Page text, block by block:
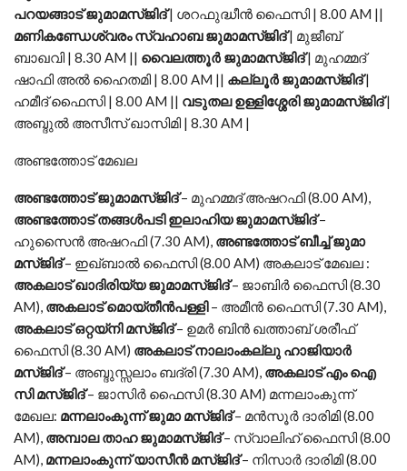
പറയങ്ങാട് ജുമാമസ്ജിദ്| ശറഫുദ്ധീൻ ഫൈസി | 8.00 AM ||
മണികണ്ഡേശ്വരം സ്വഹാബ ജുമാമസ്ജിദ്| മുജീബ്
ബാഖവി | 8.30 AM || വൈലത്തൂർ ജുമാമസ്ജിദ്| മുഹമ്മദ്
ഷാഫി അൽ ഹൈതമി | 8.00 AM || കല്ലൂർ ജുമാമസ്ജിദ്|
ഹമീദ് ഫൈസി | 8.00 AM || വടുതല ഉള്ളിശ്ശേരി ജുമാമസ്ജിദ്|
അബ്ദുൽ അസീസ് ഖാസിമി | 8.30 AM |
അണ്ടത്തോട് മേഖല
അണ്ടത്തോട് ജുമാമസ്ജിദ്– മുഹമ്മദ് അഷറഫി (8.00 AM),
അണ്ടത്തോട് തങ്ങൾപടി ഇലാഹിയ ജുമാമസ്ജിദ്–
ഹുസൈൻ അഷറഫി (7.30 AM), അണ്ടത്തോട് ബീച്ച് ജുമാ
മസ്ജിദ്– ഇഖ്ബാൽ ഫൈസി (8.00 AM) അകലാട് മേഖല :
അകലാട് ഖാദിരിയ്യ ജുമാമസ്ജിദ്– ജാബിർ ഫൈസി (8.30
AM), അകലാട് മൊയ്തീൻപള്ളി– അമീൻ ഫൈസി (7.30 AM),
അകലാട് ഒറ്റയ്‌നി മസ്ജിദ്– ഉമർ ബിൻ ഖത്താബ് ശരീഫ്
ഫൈസി (8.30 AM) അകലാട് നാലാംകല്ലു ഹാജിയാർ
മസ്ജിദ്– അബ്ദുസ്സലാം ബദ്രി (7.30 AM), അകലാട് എം ഐ
സി മസ്ജിദ്– ജാസിർ ഫൈസി (8.30 AM) മന്നലാംകുന്ന്
മേഖല: മന്നലാംകുന്ന് ജുമാ മസ്ജിദ്– മൻസൂർ ദാരിമി (8.00
AM), അമ്പാല താഹ ജുമാമസ്ജിദ്– സ്വാലിഹ് ഫൈസി (8.00
AM), മന്നലാംകുന്ന് യാസീൻ മസ്ജിദ്– നിസാർ ദാരിമി (8.00